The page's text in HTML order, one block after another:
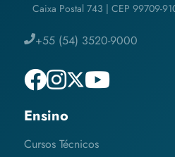
Caixa Postal 743 | CEP 99709-
+55 (54) 3520-9000
Ensino
Cursos Técnicos